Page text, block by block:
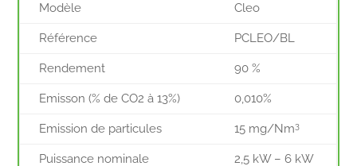
Modèle Cleo
Référence PCLEO/BL
Rendement 90 %
Emisson (% de CO2 à 13%) 0,010%
Emission de particules 15 mg/Nm3
Puissance nominale 2,5 kW – 6 kW